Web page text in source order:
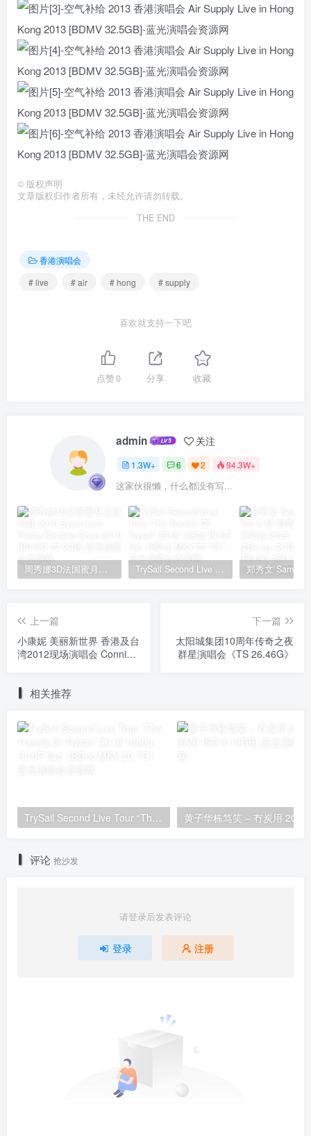
© 版权声明
文章版权归作者所有，未经允许请勿转载。
THE END
香港演唱会
# live
# air # hong # supply
喜欢就支持一下吧
点赞0 分享 收藏
admin 关注
1.3W+ 6 2 94.3W+
这家伙很懒，什么都没有写...
周秀娜3D法国蜜月之旅写真 2010 Eyescream Fiesta Chrissie Chau 2010 [BDISO 22.9GB] TrySail Second Live Tour “The Travels Of Trysail” 2018 1080p Hi10P flac《BDrip MKV 20.7G》
上一篇
小康妮 美丽新世界 香港及台
湾2012现场演唱会 Connie
[BDISO 37.9GB]
下一篇
太阳城集团10周年传奇之夜
群星演唱会《TS 26.46G》
相关推荐
TrySail Second Live Tour “The Travels Of Trysail” 2018 1080p Hi10P flac《BDrip MKV 20.7G》
评论 抢沙发
请登录后发表评论
登录 注册